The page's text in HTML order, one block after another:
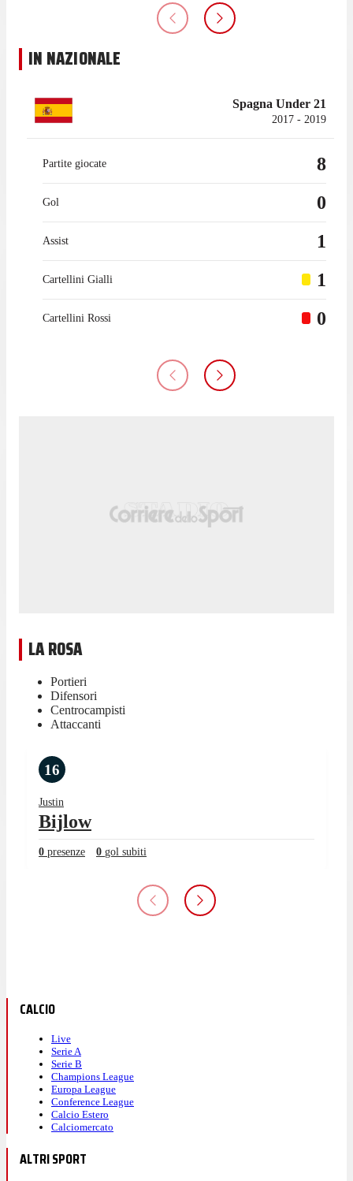
IN NAZIONALE
Spagna Under 21
2017 - 2019
Partite giocate 8
Gol 0
Assist 1
Cartellini Gialli 1
Cartellini Rossi 0
LA ROSA
Portieri
Difensori
Centrocampisti
Attaccanti
16
Justin
Bijlow
0 presenze 0 gol subiti
CALCIO
Live
Serie A
Serie B
Champions League
Europa League
Conference League
Calcio Estero
Calciomercato
ALTRI SPORT